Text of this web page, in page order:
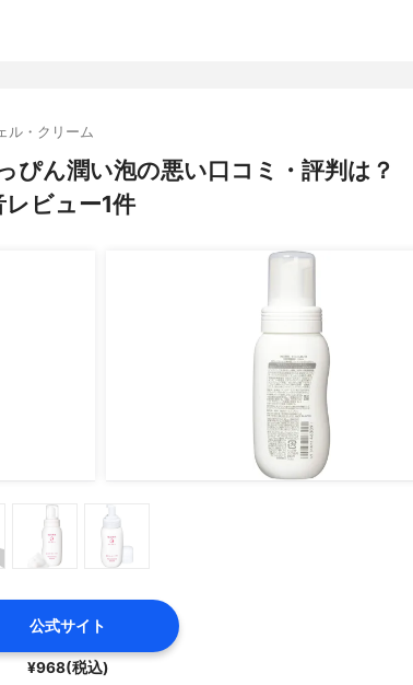
ル・クリーム
ぴん潤い泡の悪い口コミ・評判は？
ビュー1件
公式サイト
¥968(税込)